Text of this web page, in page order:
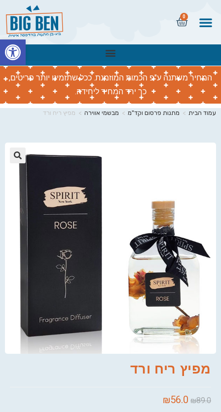
0
המחיר משתנה ע"פ הכמות המוזמנת. ככל שתזמינו יותר פריטים,
כך ירד המחיר ליחידה.
עמוד הבית > מתנות פרסום וקד"מ > מבשמי אווירה > מפיץ ריח ורד
מפיץ ריח ורד
₪89.0
₪56.0